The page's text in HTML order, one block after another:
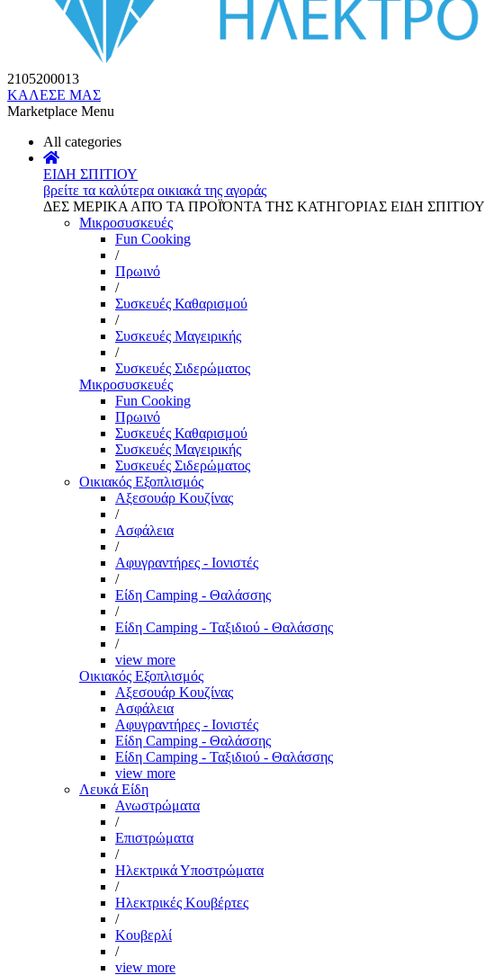
2105200013
ΚΑΛΕΣΕ ΜΑΣ
Marketplace Menu
All categories
ΕΙΔΗ ΣΠΙΤΙΟΥ
βρείτε τα καλύτερα οικιακά της αγοράς
ΔΕΣ ΜΕΡΙΚΑ ΑΠΌ ΤΑ ΠΡΟΪΌΝΤΑ ΤΗΣ ΚΑΤΗΓΟΡΙΑΣ ΕΙΔΗ ΣΠΙΤΙΟΥ
Μικροσυσκευές
Fun Cooking
/
Πρωινό
/
Συσκευές Καθαρισμού
/
Συσκευές Μαγειρικής
/
Συσκευές Σιδερώματος
Μικροσυσκευές
Fun Cooking
Πρωινό
Συσκευές Καθαρισμού
Συσκευές Μαγειρικής
Συσκευές Σιδερώματος
Οικιακός Εξοπλισμός
Αξεσουάρ Κουζίνας
/
Ασφάλεια
/
Αφυγραντήρες - Ιονιστές
/
Είδη Camping - Θαλάσσης
/
Είδη Camping - Ταξιδιού - Θαλάσσης
/
view more
Οικιακός Εξοπλισμός
Αξεσουάρ Κουζίνας
Ασφάλεια
Αφυγραντήρες - Ιονιστές
Είδη Camping - Θαλάσσης
Είδη Camping - Ταξιδιού - Θαλάσσης
view more
Λευκά Είδη
Ανωστρώματα
/
Επιστρώματα
/
Ηλεκτρικά Υποστρώματα
/
Ηλεκτρικές Κουβέρτες
/
Κουβερλί
/
view more